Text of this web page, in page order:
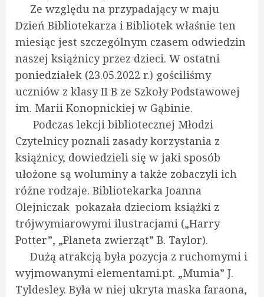
Ze względu na przypadający w maju
Dzień Bibliotekarza i Bibliotek właśnie ten
miesiąc jest szczególnym czasem odwiedzin
naszej książnicy przez dzieci. W ostatni
poniedziałek (23.05.2022 r.) gościliśmy
uczniów z klasy II B ze Szkoły Podstawowej
im. Marii Konopnickiej w Gąbinie.
Podczas lekcji bibliotecznej Młodzi
Czytelnicy poznali zasady korzystania z
książnicy, dowiedzieli się w jaki sposób
ułożone są woluminy a także zobaczyli ich
różne rodzaje. Bibliotekarka Joanna
Olejniczak pokazała dzieciom książki z
trójwymiarowymi ilustracjami („Harry
Potter”, „Planeta zwierząt” B. Taylor).
Dużą atrakcją była pozycja z ruchomymi i
wyjmowanymi elementami.pt. „Mumia” J.
Tyldesley. Była w niej ukryta maska faraona,